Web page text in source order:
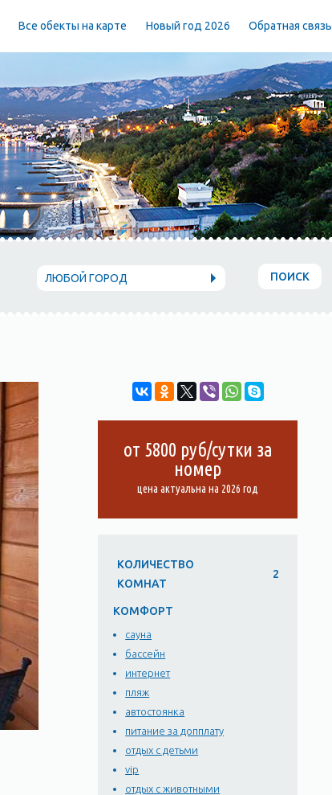
Все обекты на карте Новый год 2026 Обратная связь
ЛЮБОЙ ГОРОД ПОИСК
от 5800 руб/сутки за
номер
цена актуальна на 2026 год
КОЛИЧЕСТВО
КОМНАТ
2
КОМФОРТ
сауна
бассейн
интернет
пляж
автостоянка
питание за допплату
отдых с детьми
vip
отдых с животными